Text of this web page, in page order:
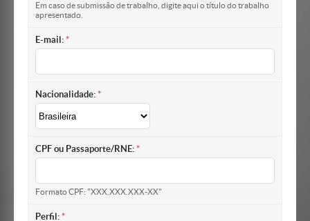
Em caso de submissão de trabalho, digite aqui o título do trabalho
apresentado.
E-mail:
Nacionalidade:
CPF ou Passaporte/RNE:
Formato CPF: "XXX.XXX.XXX-XX"
Perfil: